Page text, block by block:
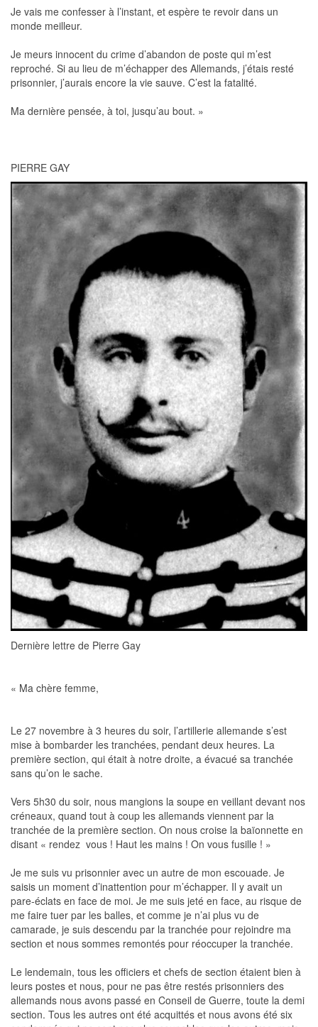
Je vais me confesser à l’instant, et espère te revoir dans un
monde meilleur.
Je meurs innocent du crime d’abandon de poste qui m’est
reproché. Si au lieu de m’échapper des Allemands, j’étais resté
prisonnier, j’aurais encore la vie sauve. C’est la fatalité.
Ma dernière pensée, à toi, jusqu’au bout. »
PIERRE GAY
Dernière lettre de Pierre Gay
« Ma chère femme,
Le 27 novembre à 3 heures du soir, l’artillerie allemande s’est
mise à bombarder les tranchées, pendant deux heures. La
première section, qui était à notre droite, a évacué sa tranchée
sans qu’on le sache.
Vers 5h30 du soir, nous mangions la soupe en veillant devant nos
créneaux, quand tout à coup les allemands viennent par la
tranchée de la première section. On nous croise la baïonnette en
disant « rendez  vous ! Haut les mains ! On vous fusille ! »
Je me suis vu prisonnier avec un autre de mon escouade. Je
saisis un moment d’inattention pour m’échapper. Il y avait un
pare-éclats en face de moi. Je me suis jeté en face, au risque de
me faire tuer par les balles, et comme je n’ai plus vu de
camarade, je suis descendu par la tranchée pour rejoindre ma
section et nous sommes remontés pour réoccuper la tranchée.
Le lendemain, tous les officiers et chefs de section étaient bien à
leurs postes et nous, pour ne pas être restés prisonniers des
allemands nous avons passé en Conseil de Guerre, toute la demi
section. Tous les autres ont été acquittés et nous avons été six